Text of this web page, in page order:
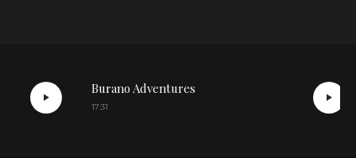
Burano Adventures
17:31